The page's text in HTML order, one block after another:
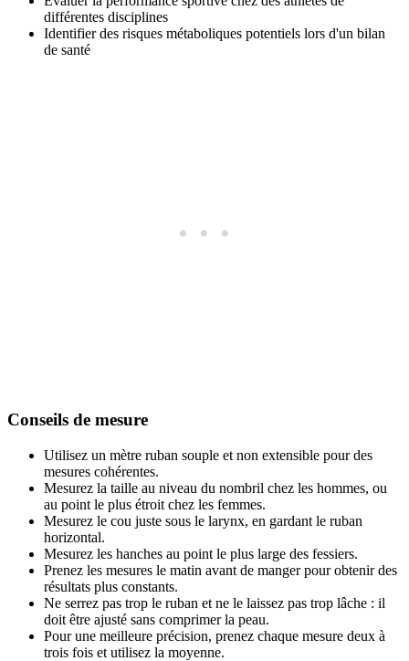
différentes disciplines
Identifier des risques métaboliques potentiels lors d'un bilan
de santé
Conseils de mesure
Utilisez un mètre ruban souple et non extensible pour des
mesures cohérentes.
Mesurez la taille au niveau du nombril chez les hommes, ou
au point le plus étroit chez les femmes.
Mesurez le cou juste sous le larynx, en gardant le ruban
horizontal.
Mesurez les hanches au point le plus large des fessiers.
Prenez les mesures le matin avant de manger pour obtenir des
résultats plus constants.
Ne serrez pas trop le ruban et ne le laissez pas trop lâche : il
doit être ajusté sans comprimer la peau.
Pour une meilleure précision, prenez chaque mesure deux à
trois fois et utilisez la moyenne.